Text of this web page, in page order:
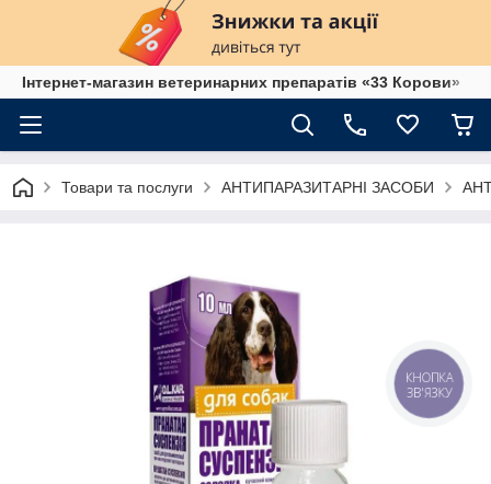
Інтернет-магазин ветеринарних препаратів «33 Корови»
Товари та послуги АНТИПАРАЗИТАРНІ ЗАСОБИ
КНОПКА
ЗВ'ЯЗКУ